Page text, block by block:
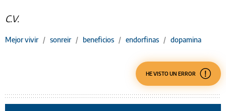
C.V.
Mejor vivir / sonreir / beneficios / endorfinas / dopamina
HE VISTO UN ERROR